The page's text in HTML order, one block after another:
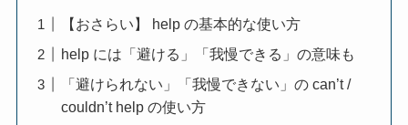
【おさらい】 help の基本的な使い方
help には「避ける」「我慢できる」の意味も
「避けられない」「我慢できない」の can’t /
couldn’t help の使い方